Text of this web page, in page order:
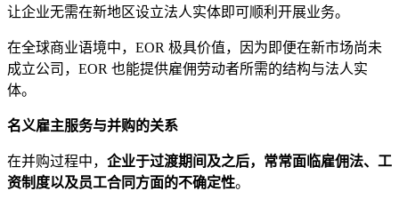
让企业无需在新地区设立法人实体即可顺利开展业务。
在全球商业语境中，EOR 极具价值，因为即便在新市场尚未
成立公司，EOR 也能提供雇佣劳动者所需的结构与法人实
体。
名义雇主服务与并购的关系
在并购过程中， 企业于过渡期间及之后，常常面临雇佣法、工
资制度以及员工合同方面的不确定性。